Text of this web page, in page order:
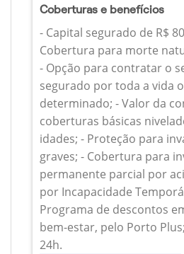
Coberturas e benefícios
- Capital segurado de R$
Cobertura para morte
- Opção para contratar o
segurado por toda a vida
determinado; - Valor da
coberturas básicas
idades; - Proteção para
graves; - Cobertura para
permanente parcial por
por Incapacidade
Programa de descontos
bem-estar, pelo Porto
24h.